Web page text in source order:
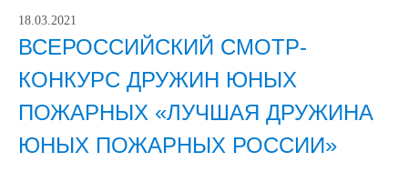
18.03.2021
ВСЕРОССИЙСКИЙ СМОТР-
КОНКУРС ДРУЖИН ЮНЫХ
ПОЖАРНЫХ «ЛУЧШАЯ ДРУЖИНА
ЮНЫХ ПОЖАРНЫХ РОССИИ»